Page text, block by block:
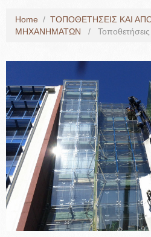
Home / ΤΟΠΟΘΕΤΗΣΕΙΣ ΚΑΙ
ΜΗΧΑΝΗΜΑΤΩΝ
/